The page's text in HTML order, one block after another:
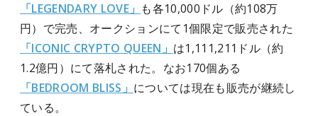
「LEGENDARY LOVE」 も各10,000ドル（約108万
円）で完売、オークションにて1個限定で販売された
「ICONIC CRYPTO QUEEN」 は1,111,211ドル（約
1.2億円）にて落札された。なお170個ある
「BEDROOM BLISS」 については現在も販売が継続し
ている。